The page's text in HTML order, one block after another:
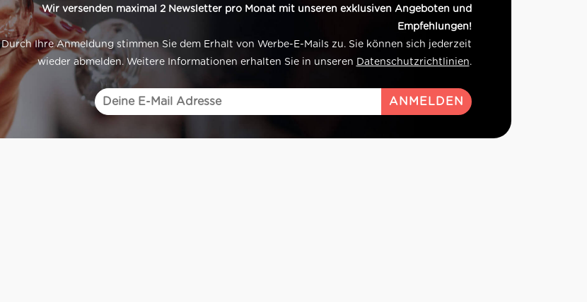
Wir versenden maximal 2 Newsletter pro Monat mit unseren exklusiven Angeboten und
Empfehlungen!
Durch Ihre Anmeldung stimmen Sie dem Erhalt von Werbe-E-Mails zu. Sie können sich jederzeit
wieder abmelden. Weitere Informationen erhalten Sie in unseren Datenschutzrichtlinien.